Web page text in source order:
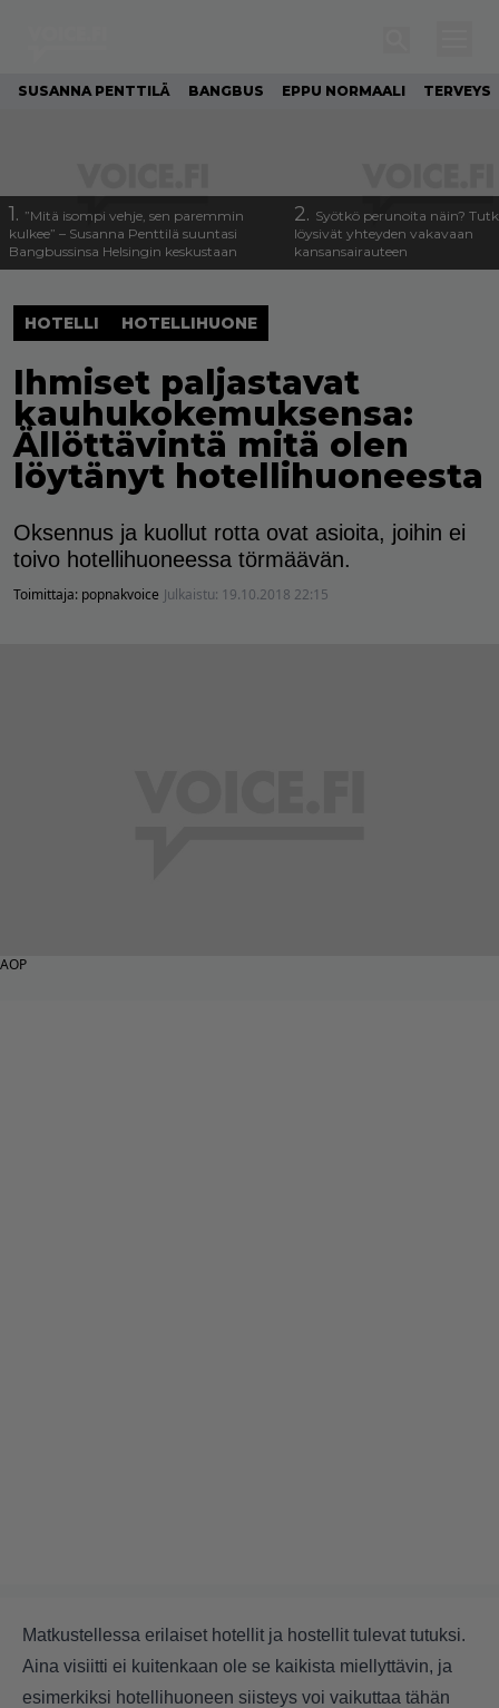
SUSANNA PENTTILÄ BANGBUS EPPU NORMAALI TERVEYS
1. ”Mitä isompi vehje, sen paremmin
kulkee” – Susanna Penttilä suuntasi
Bangbussinsa Helsingin keskustaan
2. Syötkö perunoita näin?
löysivät yhteyden vakavaan
kansansairauteen
HOTELLI HOTELLIHUONE
Ihmiset paljastavat
kauhukokemuksensa:
Ällöttävintä mitä olen
löytänyt hotellihuoneesta
Oksennus ja kuollut rotta ovat asioita, joihin ei
toivo hotellihuoneessa törmäävän.
Toimittaja: popnakvoice Julkaistu: 19.10.2018 22:15
AOP
Matkustellessa erilaiset hotellit ja hostellit tulevat tutuksi.
Aina visiitti ei kuitenkaan ole se kaikista miellyttävin, ja
esimerkiksi hotellihuoneen siisteys voi vaikuttaa tähän